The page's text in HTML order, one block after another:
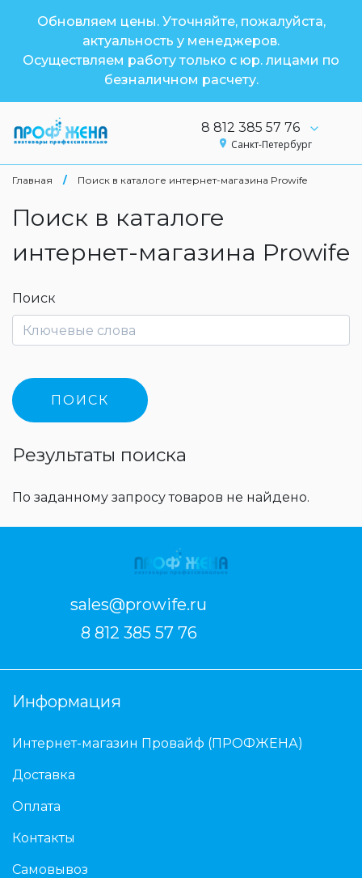
Обновляем цены. Уточняйте, пожалуйста,
актуальность у менеджеров.
Осуществляем работу только с юр. лицами по
безналичном расчету.
8 812 385 57 76
Санкт-Петербург
Главная / Поиск в каталоге интернет-магазина Prowife
Поиск в каталоге
интернет-магазина Prowife
Поиск
Результаты поиска
По заданному запросу товаров не найдено.
sales@prowife.ru
8 812 385 57 76
Информация
Интернет-магазин Провайф (ПРОФЖЕНА)
Доставка
Оплата
Контакты
Самовывоз